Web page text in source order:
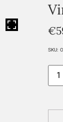
€
SKU: